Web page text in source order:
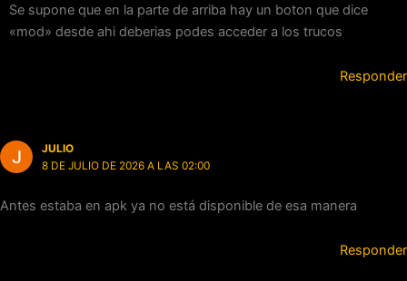
Se supone que en la parte de arriba hay un boton que dice
«mod» desde ahi deberias podes acceder a los trucos
Responder
JULIO
8 DE JULIO DE 2026 A LAS 02:00
Antes estaba en apk ya no está disponible de esa manera
Responder